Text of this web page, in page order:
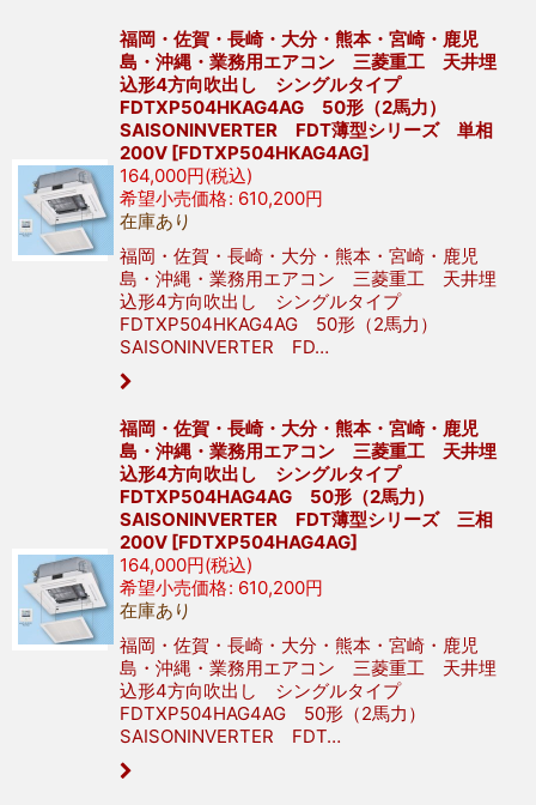
福岡・佐賀・長崎・大分・熊本・宮崎・鹿児
島・沖縄・業務用エアコン 三菱重工 天井埋
込形4方向吹出し シングルタイプ
FDTXP504HKAG4AG 50形（2馬力）
SAISONINVERTER FDT薄型シリーズ 単相
200V [FDTXP504HKAG4AG]
164,000円(税込)
希望小売価格: 610,200円
在庫あり
福岡・佐賀・長崎・大分・熊本・宮崎・鹿児
島・沖縄・業務用エアコン 三菱重工 天井埋
込形4方向吹出し シングルタイプ
FDTXP504HKAG4AG 50形（2馬力）
SAISONINVERTER FD…
福岡・佐賀・長崎・大分・熊本・宮崎・鹿児
島・沖縄・業務用エアコン 三菱重工 天井埋
込形4方向吹出し シングルタイプ
FDTXP504HAG4AG 50形（2馬力）
SAISONINVERTER FDT薄型シリーズ 三相
200V [FDTXP504HAG4AG]
164,000円(税込)
希望小売価格: 610,200円
在庫あり
福岡・佐賀・長崎・大分・熊本・宮崎・鹿児
島・沖縄・業務用エアコン 三菱重工 天井埋
込形4方向吹出し シングルタイプ
FDTXP504HAG4AG 50形（2馬力）
SAISONINVERTER FDT…